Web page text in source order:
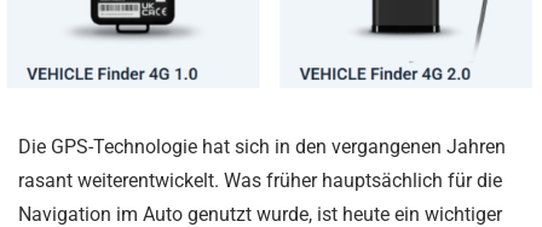
Die GPS-Technologie hat sich in den vergangenen Jahren
rasant weiterentwickelt. Was früher hauptsächlich für die
Navigation im Auto genutzt wurde, ist heute ein wichtiger